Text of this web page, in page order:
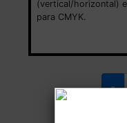
(vertical/horizontal)
para CMYK.
-
Defina a